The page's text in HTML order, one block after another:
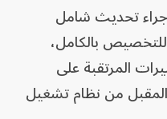
تحديث شامل
للتخصيص بالكامل،
المرتقبة على
من نظام تشغيل